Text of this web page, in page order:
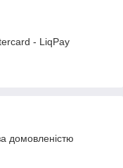
- LiqPay
домовленістю